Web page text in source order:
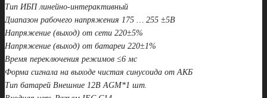
Тип ИБП линейно-интерактивный
Диапазон рабочего напряжения 175 … 255 ±5В
Напряжение (выход) от сети 220±5%
Напряжение (выход) от батареи 220±1%
Время переключения режимов ≤6 мс
Форма сигнала на выходе чистая синусоида от АКБ
Тип батарей Внешние 12В AGM*1 шт.